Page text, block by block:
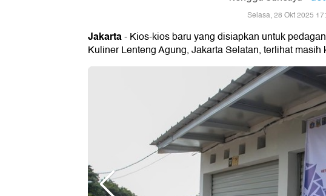
Selasa, 28 Okt 2025
Jakarta- Kios-kios baru yang disiapkan untuk
Kuliner Lenteng Agung, Jakarta Selatan, terlihat masih